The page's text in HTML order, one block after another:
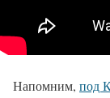
Напомним, под